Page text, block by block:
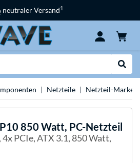
neutraler Versand1
Netzteile Netzteil-Marken
850 Watt, PC-Netzteil
4x PCIe, ATX 3.1, 850 Watt,